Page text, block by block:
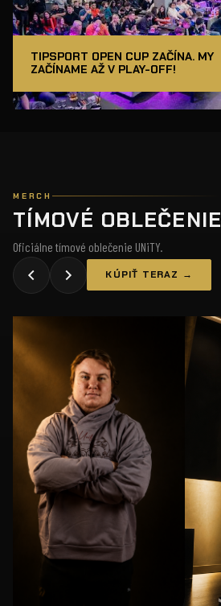
TIPSPORT OPEN CUP ZAČÍNA. MY
ZAČÍNAME AŽ V PLAY-OFF!
MERCH
TÍMOVÉ OBLEČENIE
Oficiálne tímové oblečenie UNiTY.
KÚPIŤ TERAZ →